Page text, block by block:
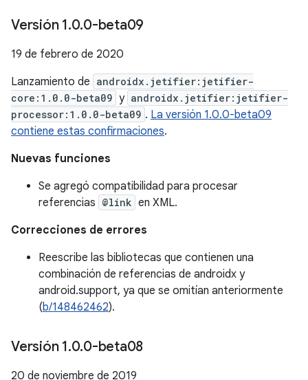
Versión 1.0.0-beta09
19 de febrero de 2020
Lanzamiento de androidx.jetifier:jetifier-
core:1.0.0-beta09 y androidx.jetifier:jetifier-
processor:1.0.0-beta09 . La versión 1.0.0-beta09
contiene estas confirmaciones.
Nuevas funciones
Se agregó compatibilidad para procesar
referencias @link en XML.
Correcciones de errores
Reescribe las bibliotecas que contienen una
combinación de referencias de androidx y
android.support, ya que se omitían anteriormente
(b/148462462).
Versión 1.0.0-beta08
20 de noviembre de 2019